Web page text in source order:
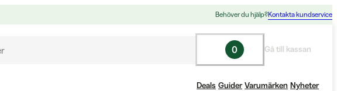
Behöver du hjälp?Kontakta kundservice
0 Gå till kassan
Deals Guider Varumärken Nyheter